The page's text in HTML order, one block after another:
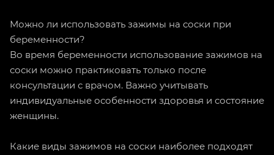
Можно ли использовать зажимы на соски при
беременности?
Во время беременности использование зажимов на
соски можно практиковать только после
консультации с врачом. Важно учитывать
индивидуальные особенности здоровья и состояние
женщины.
Какие виды зажимов на соски наиболее подходят